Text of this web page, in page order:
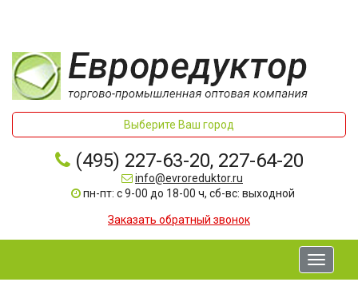
Выберите Ваш город
(495) 227-63-20, 227-64-20
info@evroreduktor.ru
пн-пт: с 9-00 до 18-00 ч, сб-вс: выходной
Заказать обратный звонок
Toggle